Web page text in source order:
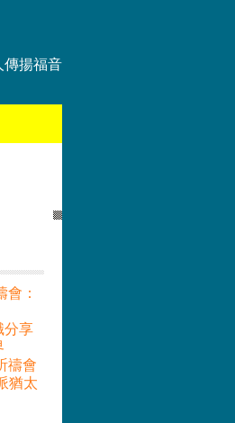
傳揚福音
會：
分享
禱會
猶太